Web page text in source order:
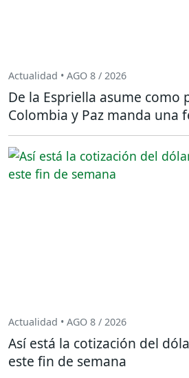
Actualidad • AGO 8 / 2026
De la Espriella asume como
Colombia y Paz manda una
Actualidad • AGO 8 / 2026
Así está la cotización del
este fin de semana